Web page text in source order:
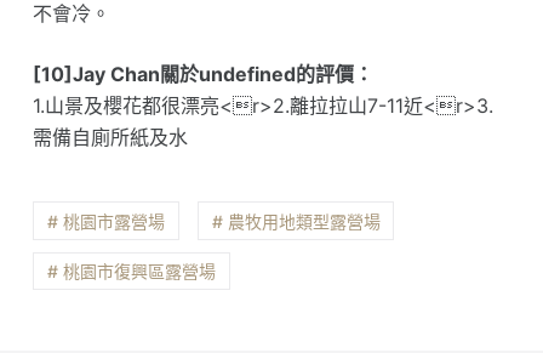
不會冷。
[10]Jay Chan關於undefined的評價：
1.山景及櫻花都很漂亮<r>2.離拉拉山7-11近<r>3.
需備自廁所紙及水
# 桃園市露營場 # 農牧用地類型露營場
# 桃園市復興區露營場